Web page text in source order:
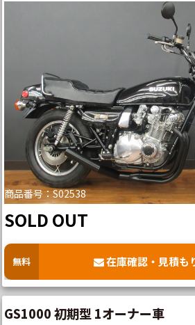
商品番号：S02538
SOLD OUT
無料 在庫確認・見積も
GS1000 初期型 1オーナー車